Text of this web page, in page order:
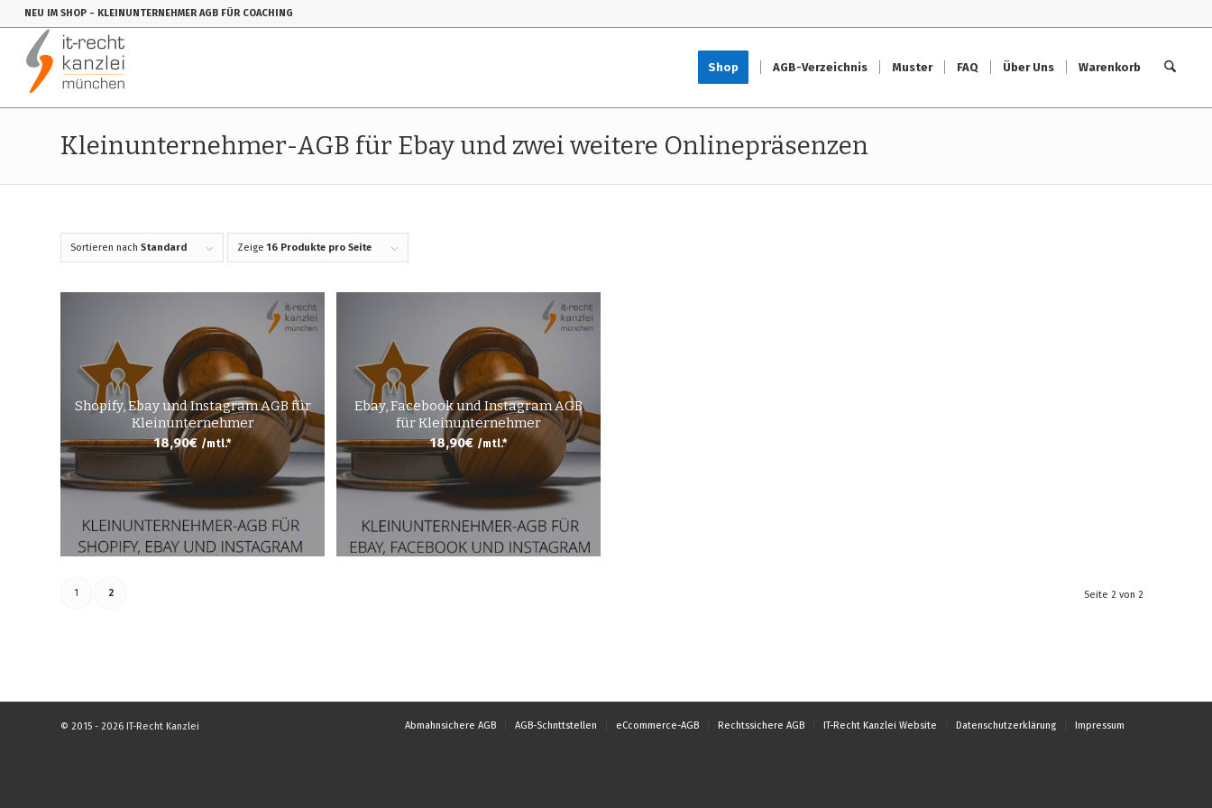
NEU IM SHOP - KLEINUNTERNEHMER AGB FÜR COACHING
Shop AGB-Verzeichnis Muster FAQ Über Uns Warenkorb
Kleinunternehmer-AGB für Ebay und zwei weitere Onlinepräsenzen
Sortieren nach Standard Zeige16 Produkte pro Seite
Shopify, Ebay und Instagram AGB für
Kleinunternehmer
18,90€ /mtl.*
Ebay, Facebook und Instagram AGB
für Kleinunternehmer
18,90€ /mtl.*
Seite 2 von 2
1 2
© 2015 - 2026 IT-Recht Kanzlei Abmahnsichere AGB AGB-Schnttstellen eCcommerce-AGB Rechtssichere AGB IT-Recht Kanzlei Website Datenschutzerklärung Impressum